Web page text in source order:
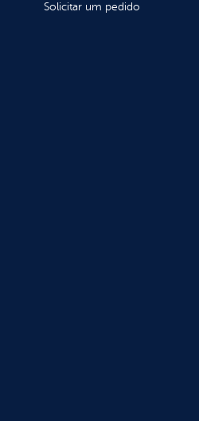
Solicitar um pedido